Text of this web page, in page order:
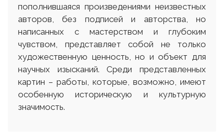
пополнившаяся произведениями неизвестных
авторов, без подписей и авторства, но
написанных с мастерством и глубоким
чувством, представляет собой не только
художественную ценность, но и объект для
научных изысканий. Среди представленных
картин – работы, которые, возможно, имеют
особенную историческую и культурную
значимость.